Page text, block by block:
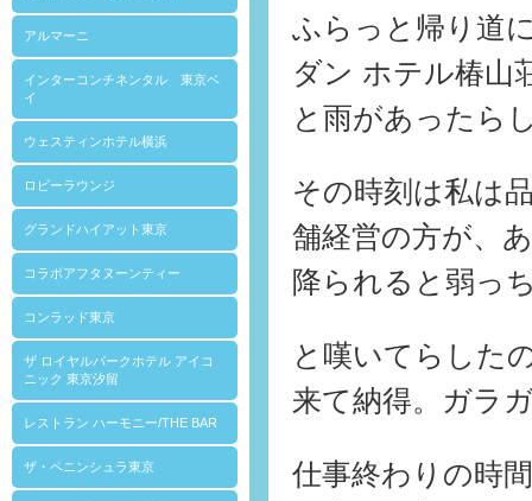
アルマーニ
インターコンチネンタル 東京ベ
イ
ウェスティンホテル横浜
ロビーラウンジ
グランドハイアット東京
コラボアフタヌーンティー
コンラッド東京
ザ ロイヤルパークホテル アイコ
ニック 東京汐留
レストラン ハーモニー/THE BAR
ザ・ペニンシュラ東京
ふらっと帰り道
ダン ホテル椿山
と雨があったら
その時刻は私は
舗経営の方が、
降られると弱っ
と嘆いてらした
来て納得。ガラ
仕事終わりの時